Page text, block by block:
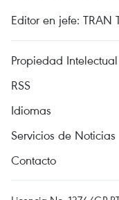
Editor en jefe: TRAN
Propiedad Intelectual
RSS
Idiomas
Servicios de Noticias
Contacto